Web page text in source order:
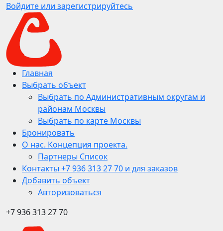
Войдите или зарегистрируйтесь
Главная
Выбрать объект
Выбрать по Административным округам и
районам Москвы
Выбрать по карте Москвы
Бронировать
О нас. Концепция проекта.
Партнеры Список
Контакты +7 936 313 27 70 и для заказов
Добавить объект
Авторизоваться
+7 936 313 27 70